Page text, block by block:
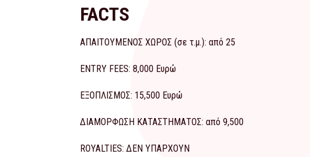
FACTS
ΑΠΑΙΤΟΥΜΕΝΟΣ ΧΩΡΟΣ (σε τ.μ.): από 25
ENTRY FEES: 8,000 Ευρώ
ΕΞΟΠΛΙΣΜΟΣ: 15,500 Ευρώ
ΔΙΑΜΟΡΦΩΣΗ ΚΑΤΑΣΤΗΜΑΤΟΣ: από 9,500
ROYALTIES: ΔΕΝ ΥΠΑΡΧΟΥΝ